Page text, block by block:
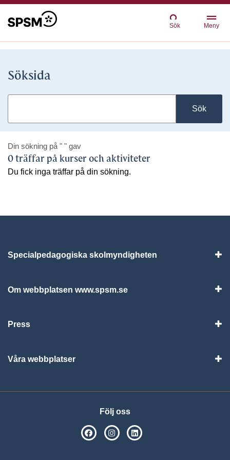
Sök Meny
Söksida
Sök
Din sökning på " " gav
0 träffar på kurser och aktiviteter
Du fick inga träffar på din sökning.
Specialpedagogiska skolmyndigheten
Om webbplatsen www.spsm.se
Press
Våra webbplatser
Följ oss
SPSM på Facebook
SPSM på Instagram